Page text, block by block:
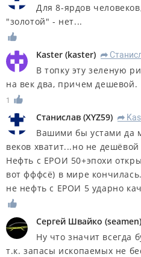
Для 8-ярдов
"золотой" - нет...
Kaster (kaster) R
В топку эту зеленую
на век два, причем дешевой.
1
Станислав (XYZ59) R
Вашими бы устами да
веков хватит...но не
Нефть с ЕРОИ 50+эпохи
вот фффсё) в мире
не нефть с ЕРОИ 5 ударно
Сергей Швайко (seamen)
Ну что значит всегда
т.к. запасы ископаемых не